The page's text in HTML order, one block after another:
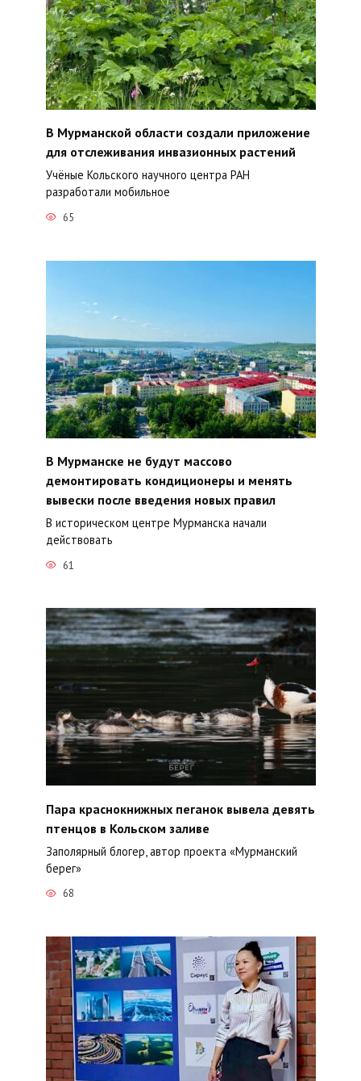
В Мурманской области создали приложение
для отслеживания инвазионных растений
Учёные Кольского научного центра РАН
разработали мобильное
65
В Мурманске не будут массово
демонтировать кондиционеры и менять
вывески после введения новых правил
В историческом центре Мурманска начали
действовать
61
Пара краснокнижных пеганок вывела девять
птенцов в Кольском заливе
Заполярный блогер, автор проекта «Мурманский
берег»
68